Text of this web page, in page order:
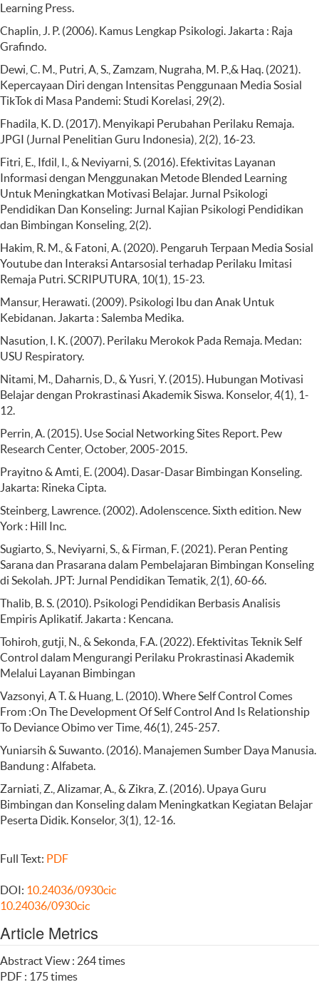
Learning Press.
Chaplin, J. P. (2006). Kamus Lengkap Psikologi. Jakarta : Raja
Grafindo.
Dewi, C. M., Putri, A, S., Zamzam, Nugraha, M. P.,& Haq. (2021).
Kepercayaan Diri dengan Intensitas Penggunaan Media Sosial
TikTok di Masa Pandemi: Studi Korelasi, 29(2).
Fhadila, K. D. (2017). Menyikapi Perubahan Perilaku Remaja.
JPGI (Jurnal Penelitian Guru Indonesia), 2(2), 16-23.
Fitri, E., Ifdil, I., & Neviyarni, S. (2016). Efektivitas Layanan
Informasi dengan Menggunakan Metode Blended Learning
Untuk Meningkatkan Motivasi Belajar. Jurnal Psikologi
Pendidikan Dan Konseling: Jurnal Kajian Psikologi Pendidikan
dan Bimbingan Konseling, 2(2).
Hakim, R. M., & Fatoni, A. (2020). Pengaruh Terpaan Media Sosial
Youtube dan Interaksi Antarsosial terhadap Perilaku Imitasi
Remaja Putri. SCRIPUTURA, 10(1), 15-23.
Mansur, Herawati. (2009). Psikologi Ibu dan Anak Untuk
Kebidanan. Jakarta : Salemba Medika.
Nasution, I. K. (2007). Perilaku Merokok Pada Remaja. Medan:
USU Respiratory.
Nitami, M., Daharnis, D., & Yusri, Y. (2015). Hubungan Motivasi
Belajar dengan Prokrastinasi Akademik Siswa. Konselor, 4(1), 1-
12.
Perrin, A. (2015). Use Social Networking Sites Report. Pew
Research Center, October, 2005-2015.
Prayitno & Amti, E. (2004). Dasar-Dasar Bimbingan Konseling.
Jakarta: Rineka Cipta.
Steinberg, Lawrence. (2002). Adolenscence. Sixth edition. New
York : Hill Inc.
Sugiarto, S., Neviyarni, S., & Firman, F. (2021). Peran Penting
Sarana dan Prasarana dalam Pembelajaran Bimbingan Konseling
di Sekolah. JPT: Jurnal Pendidikan Tematik, 2(1), 60-66.
Thalib, B. S. (2010). Psikologi Pendidikan Berbasis Analisis
Empiris Aplikatif. Jakarta : Kencana.
Tohiroh, gutji, N., & Sekonda, F.A. (2022). Efektivitas Teknik Self
Control dalam Mengurangi Perilaku Prokrastinasi Akademik
Melalui Layanan Bimbingan
Vazsonyi, A T. & Huang, L. (2010). Where Self Control Comes
From :On The Development Of Self Control And Is Relationship
To Deviance Obimo ver Time, 46(1), 245-257.
Yuniarsih & Suwanto. (2016). Manajemen Sumber Daya Manusia.
Bandung : Alfabeta.
Zarniati, Z., Alizamar, A., & Zikra, Z. (2016). Upaya Guru
Bimbingan dan Konseling dalam Meningkatkan Kegiatan Belajar
Peserta Didik. Konselor, 3(1), 12-16.
Full Text: PDF
DOI: 10.24036/0930cic
10.24036/0930cic
Article Metrics
Abstract View : 264 times
PDF : 175 times